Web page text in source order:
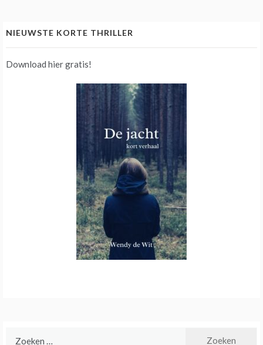
NIEUWSTE KORTE THRILLER
Download hier gratis!